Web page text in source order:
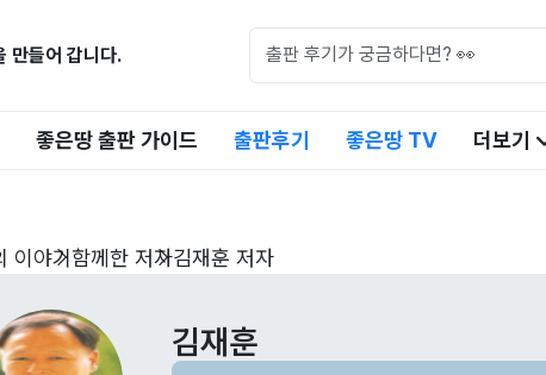
만들어 갑니다.
좋은땅 출판 가이드 출판후기 좋은땅 TV 더보기
이야기 함께한 저자김재훈 저자
김재훈